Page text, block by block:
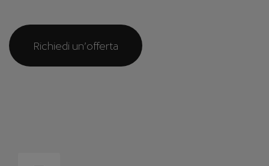
Richiedi un’offerta